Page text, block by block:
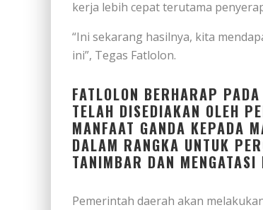
kerja lebih cepat terutama
“Ini sekarang hasilnya, kita
ini”, Tegas Fatlolon.
FATLOLON BERHARAP
TELAH DISEDIAKAN OLEH
MANFAAT GANDA KEPADA
DALAM RANGKA UNTUK
TANIMBAR DAN
Pemerintah daerah akan